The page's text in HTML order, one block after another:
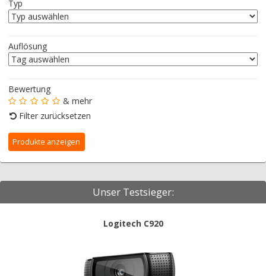
Typ
Auflösung
Bewertung
& mehr
Filter zurücksetzen
Unser Testsieger:
Logitech C920